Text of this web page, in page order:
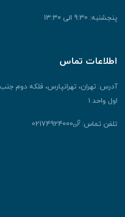
پنجشنبه: 9:30 الی 13:30
اطلاعات تماس
اول واحد ۱
تلفن تماس: 02174924000